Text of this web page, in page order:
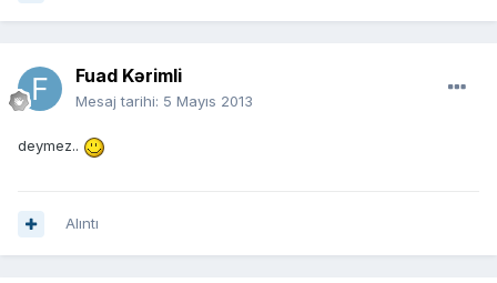
Fuad Kərimli
Mesaj tarihi: 5 Mayıs 2013
deymez..
Alıntı